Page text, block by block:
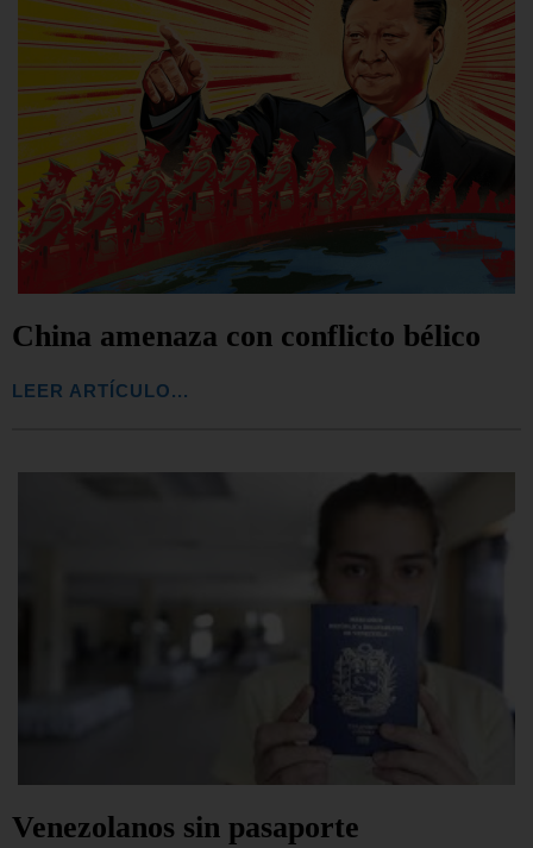
China amenaza con conflicto bélico
LEER ARTÍCULO...
Venezolanos sin pasaporte